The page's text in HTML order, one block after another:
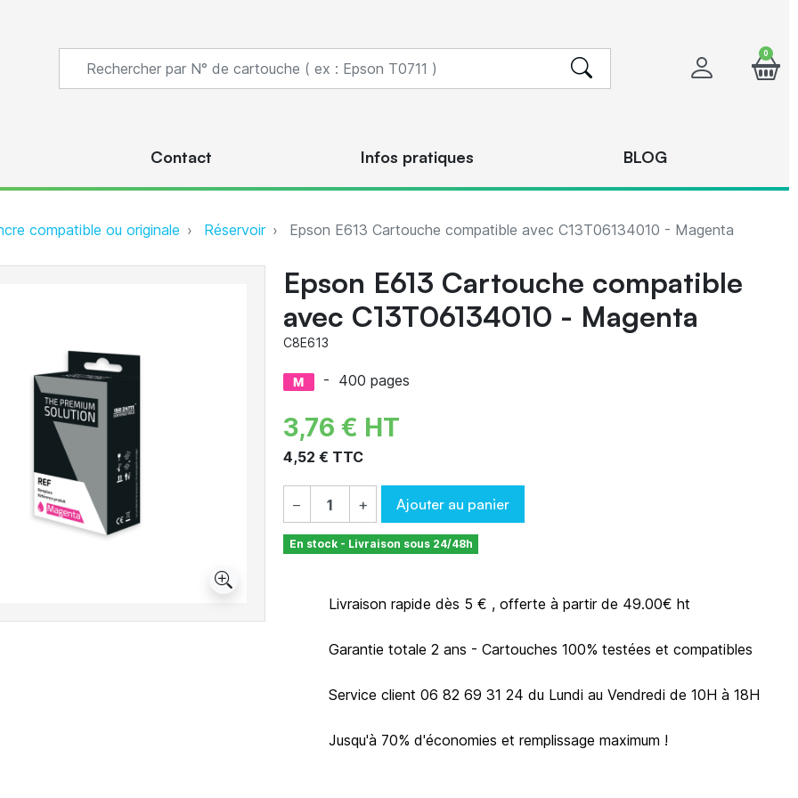
0
Contact Infos pratiques BLOG
compatible ou originale Réservoir Epson E613 Cartouche compatible avec C13T06134010 - Magenta
Epson E613 Cartouche compatible
avec C13T06134010 - Magenta
C8E613
- 400 pages
3,76 € HT
4,52 € TTC
− + Ajouter au panier
En stock - Livraison sous 24/48h
Livraison rapide dès 5 € , offerte à partir de 49.00€ ht
Garantie totale 2 ans - Cartouches 100% testées et compatibles
Service client 06 82 69 31 24 du Lundi au Vendredi de 10H à 18H
Jusqu'à 70% d'économies et remplissage maximum !